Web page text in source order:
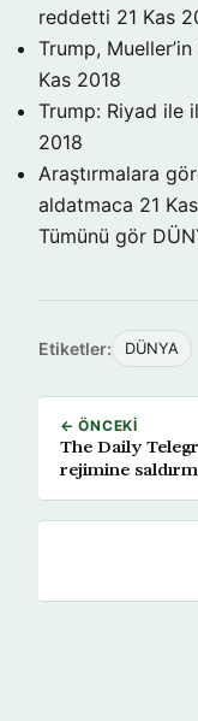
reddetti 21 Kas
Trump,
Kas 2018
Trump: Riyad ile
2018
Araştırmalara
aldatmaca 21
Tümünü gör
Etiketler: DÜNYA
← ÖNCEKI
The Daily
rejimine